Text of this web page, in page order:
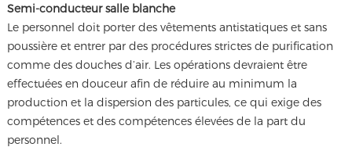
Semi-conducteur salle blanche
Le personnel doit porter des vêtements antistatiques et sans
poussière et entrer par des procédures strictes de purification
comme des douches d’air. Les opérations devraient être
effectuées en douceur afin de réduire au minimum la
production et la dispersion des particules, ce qui exige des
compétences et des compétences élevées de la part du
personnel.